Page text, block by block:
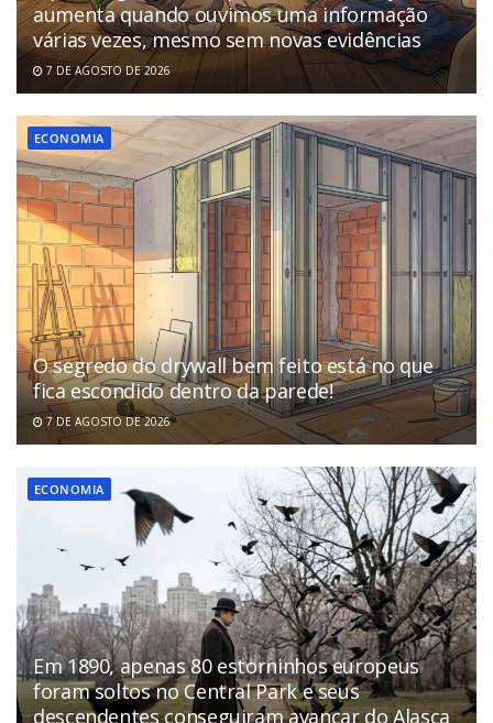
aumenta quando ouvimos uma informação
várias vezes, mesmo sem novas evidências
7 DE AGOSTO DE 2026
ECONOMIA
O segredo do drywall bem feito está no que
fica escondido dentro da parede!
7 DE AGOSTO DE 2026
ECONOMIA
Em 1890, apenas 80 estorninhos europeus
foram soltos no Central Park e seus
descendentes conseguiram avançar do Alasca